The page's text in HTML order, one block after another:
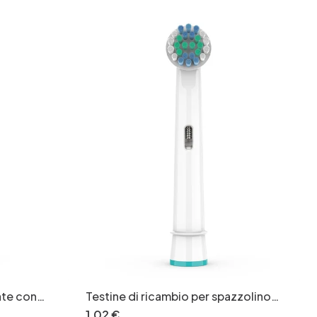
con
alta
Testine di ricambio per spazzolino
elettrico con setole morbide,